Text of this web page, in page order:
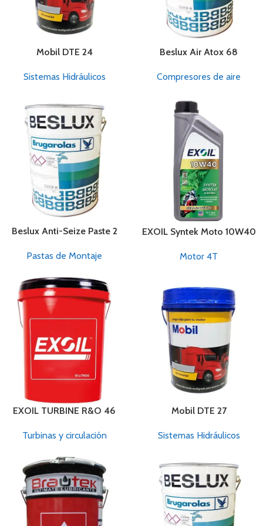
Mobil DTE 24
Sistemas Hidráulicos
Beslux Air Atox 68
Compresores de aire
Beslux Anti-Seize Paste 2
Pastas de Montaje
EXOIL Syntek Moto 10W40
Motor 4T
EXOIL TURBINE R&O 46
Turbinas y circulación
Mobil DTE 27
Sistemas Hidráulicos